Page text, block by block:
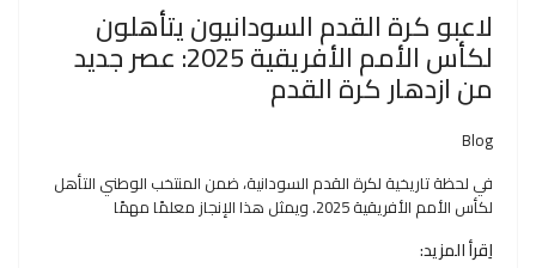
لاعبو كرة القدم السودانيون يتأهلون
لكأس الأمم الأفريقية 2025: عصر جديد
من ازدهار كرة القدم
Blog
في لحظة تاريخية لكرة القدم السودانية، ضمن المنتخب الوطني التأهل
لكأس الأمم الأفريقية 2025. ويمثل هذا الإنجاز معلمًا مهمًا
اِقرأ المزيد: